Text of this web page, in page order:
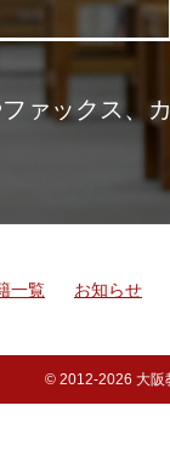
ァックス、
一覧 お知らせ
© 2012-2026 大阪